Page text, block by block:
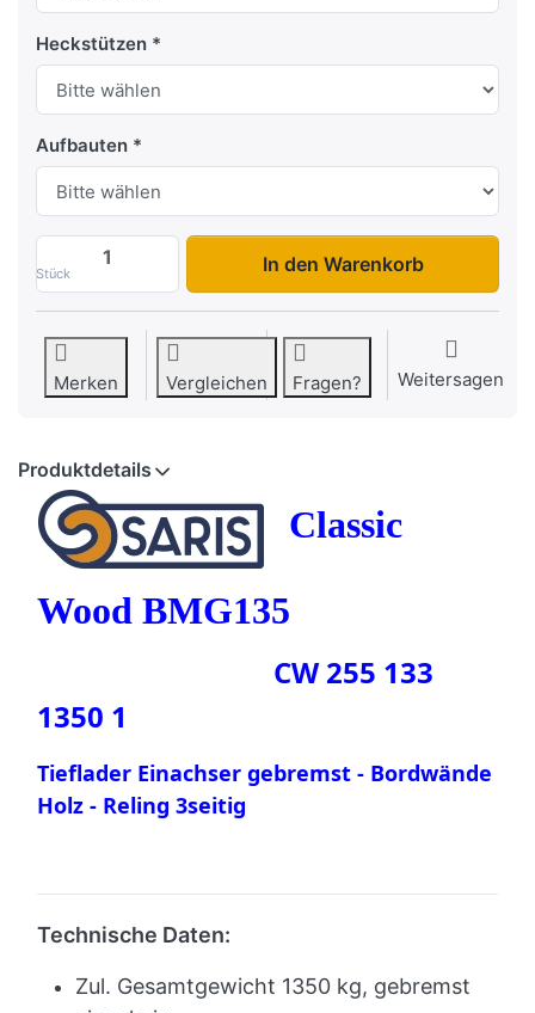
Heckstützen
Aufbauten
Stück
CW 255 133 1350 1 zu 2.178,80 €, Menge
In den Warenkorb
Merken Vergleichen Fragen? Weitersagen
Produktdetails
Classic
Wood BMG135
CW 255 133
1350 1
Tieflader Einachser gebremst - Bordwände
Holz - Reling 3seitig
Technische Daten:
Zul. Gesamtgewicht 1350 kg, gebremst